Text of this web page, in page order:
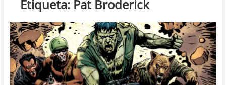
Etiqueta: Pat Broderick